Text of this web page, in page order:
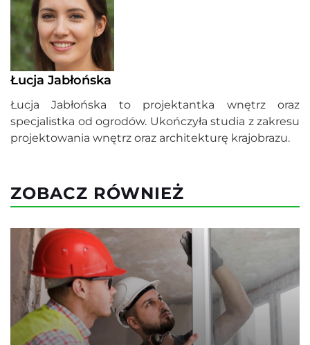
Łucja Jabłońska
Łucja Jabłońska to projektantka wnętrz oraz
specjalistka od ogrodów. Ukończyła studia z zakresu
projektowania wnętrz oraz architekturę krajobrazu.
ZOBACZ RÓWNIEŻ